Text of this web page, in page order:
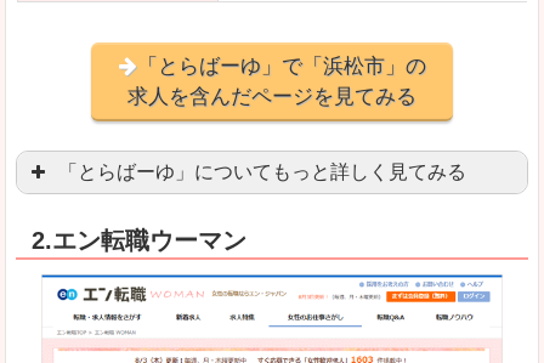
「とらばーゆ」で「浜松市」の
求人を含んだページを見てみる
「とらばーゆ」についてもっと詳しく見てみる
良いところ
スマホアプリやソーシャルアカウントが充実して
「ファッション・ブランドページ」という検索
2.エン転職ウーマン